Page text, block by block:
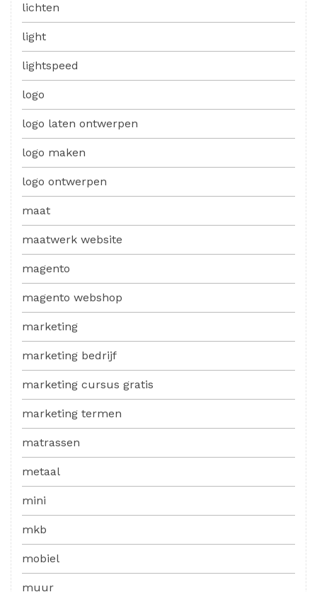
lichten
light
lightspeed
logo
logo laten ontwerpen
logo maken
logo ontwerpen
maat
maatwerk website
magento
magento webshop
marketing
marketing bedrijf
marketing cursus gratis
marketing termen
matrassen
metaal
mini
mkb
mobiel
muur